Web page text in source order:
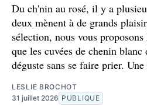
Du ch'nin au rosé, il y a
deux mènent à de grands
sélection, nous vous
que les cuvées de chenin
déguste sans se faire prier.
LESLIE BROCHOT
31 juillet 2026 PUBLIQUE